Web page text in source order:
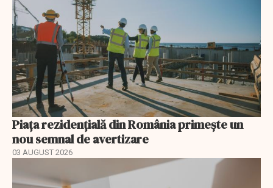
Piața rezidențială din România primește un
nou semnal de avertizare
03 AUGUST 2026